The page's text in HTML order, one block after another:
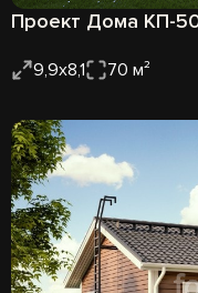
Проект Дома КП-
9,9х8,1 70 м²